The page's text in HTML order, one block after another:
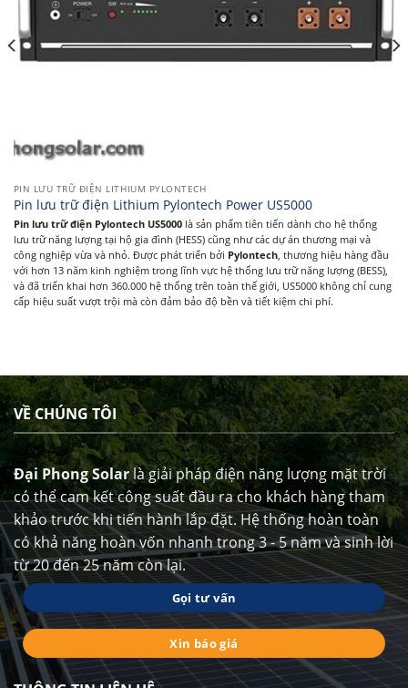
PIN LƯU TRỮ ĐIỆN LITHIUM PYLONTECH
Pin lưu trữ điện Lithium Pylontech Power US5000
Pin lưu trữ điện Pylontech US5000là sản phẩm tiên tiến dành cho hệ thống
lưu trữ năng lượng tại hộ gia đình (HESS) cũng như các dự án thương mại và
công nghiệp vừa và nhỏ. Được phát triển bởi Pylontech, thương hiệu hàng đầu
với hơn 13 năm kinh nghiệm trong lĩnh vực hệ thống lưu trữ năng lượng (BESS),
và đã triển khai hơn 360.000 hệ thống trên toàn thế giới, US5000 không chỉ cung
cấp hiệu suất vượt trội mà còn đảm bảo độ bền và tiết kiệm chi phí.
VỀ CHÚNG TÔI
Đại Phong Solarlà giải pháp điện năng lượng mặt trời
có thể cam kết công suất đầu ra cho khách hàng tham
khảo trước khi tiến hành lắp đặt. Hệ thống hoàn toàn
có khả năng hoàn vốn nhanh trong 3 - 5 năm và sinh lời
từ 20 đến 25 năm còn lại.
Gọi tư vấn
Xin báo giá